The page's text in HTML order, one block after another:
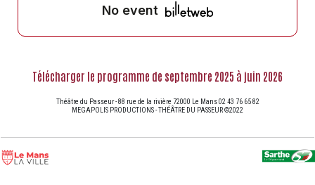
Télécharger le programme de septembre 2025 à juin 2026
Théâtre du Passeur - 88 rue de la rivière 72000 Le Mans 02 43 76 65 82
MEGAPOLIS PRODUCTIONS - THÉÂTRE DU PASSEUR ©2022